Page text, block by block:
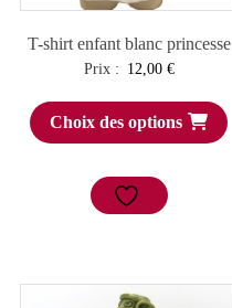
T-shirt enfant blanc princesse
Prix : 12,00 €
Choix des options